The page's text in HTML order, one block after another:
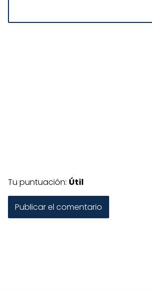
Tu puntuación: Útil